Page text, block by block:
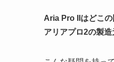
Aria Pro IIはどこの
アリアプロ2の製造